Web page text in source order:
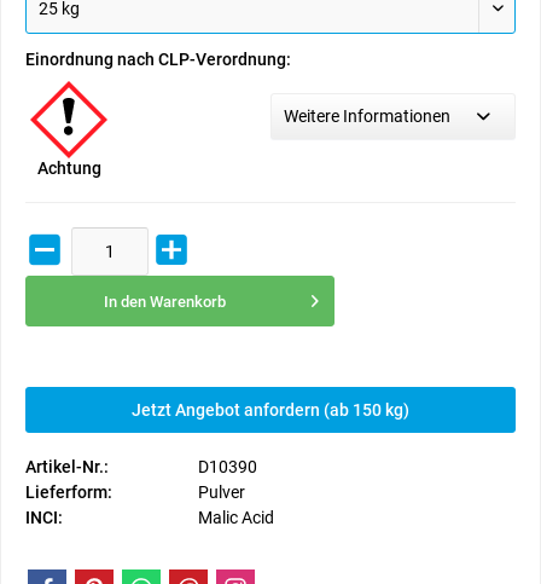
Einordnung nach CLP-Verordnung:
Achtung
Weitere Informationen
In den Warenkorb
Jetzt Angebot anfordern (ab 150 kg)
Artikel-Nr.:
D10390
Lieferform:
Pulver
INCI:
Malic Acid